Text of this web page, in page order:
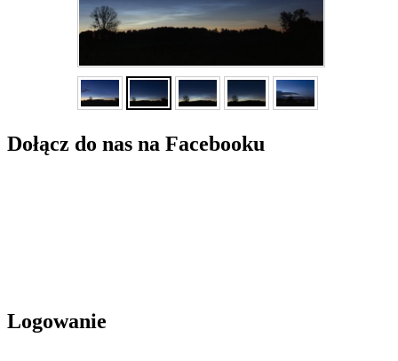
Dołącz do nas na Facebooku
Logowanie